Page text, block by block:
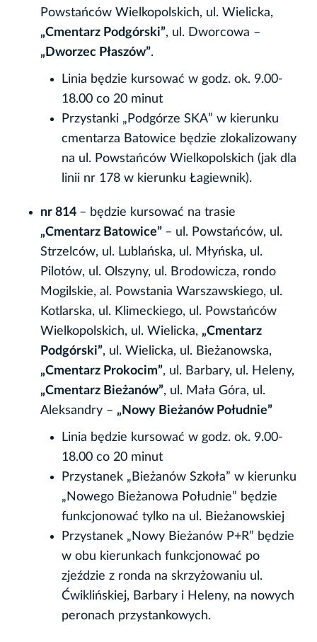
Powstańców Wielkopolskich, ul. Wielicka,
„Cmentarz Podgórski”, ul. Dworcowa –
„Dworzec Płaszów”.
Linia będzie kursować w godz. ok. 9.00-
18.00 co 20 minut
Przystanki „Podgórze SKA” w kierunku
cmentarza Batowice będzie zlokalizowany
na ul. Powstańców Wielkopolskich (jak dla
linii nr 178 w kierunku Łagiewnik).
nr 814 – będzie kursować na trasie
„Cmentarz Batowice” – ul. Powstańców, ul.
Strzelców, ul. Lublańska, ul. Młyńska, ul.
Pilotów, ul. Olszyny, ul. Brodowicza, rondo
Mogilskie, al. Powstania Warszawskiego, ul.
Kotlarska, ul. Klimeckiego, ul. Powstańców
Wielkopolskich, ul. Wielicka, „Cmentarz
Podgórski”, ul. Wielicka, ul. Bieżanowska,
„Cmentarz Prokocim”, ul. Barbary, ul. Heleny,
„Cmentarz Bieżanów”, ul. Mała Góra, ul.
Aleksandry – „Nowy Bieżanów Południe”
Linia będzie kursować w godz. ok. 9.00-
18.00 co 20 minut
Przystanek „Bieżanów Szkoła” w kierunku
„Nowego Bieżanowa Południe” będzie
funkcjonować tylko na ul. Bieżanowskiej
Przystanek „Nowy Bieżanów P+R” będzie
w obu kierunkach funkcjonować po
zjeździe z ronda na skrzyżowaniu ul.
Ćwiklińskiej, Barbary i Heleny, na nowych
peronach przystankowych.